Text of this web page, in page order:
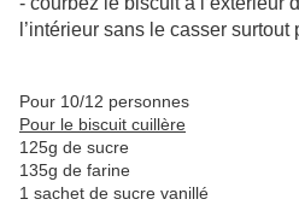
l’intérieur sans le casser surtout
Pour 10/12 personnes
Pour le biscuit cuillère
125g de sucre
135g de farine
1 sachet de sucre vanillé